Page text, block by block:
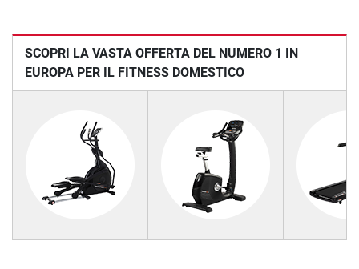
SCOPRI LA VASTA OFFERTA DEL NUMERO 1 IN
EUROPA PER IL FITNESS DOMESTICO